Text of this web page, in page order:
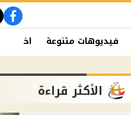
فيديوهات متنوعة اخبار الفن
الأكثر قراءة